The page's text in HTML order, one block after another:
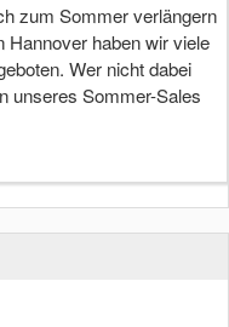
zum Sommer verlängern
haben wir viele
Wer nicht dabei
unseres Sommer-Sales